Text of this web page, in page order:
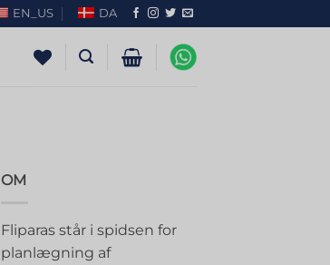
EN_US DA
OM
Fliparas står i spidsen for
planlægning af